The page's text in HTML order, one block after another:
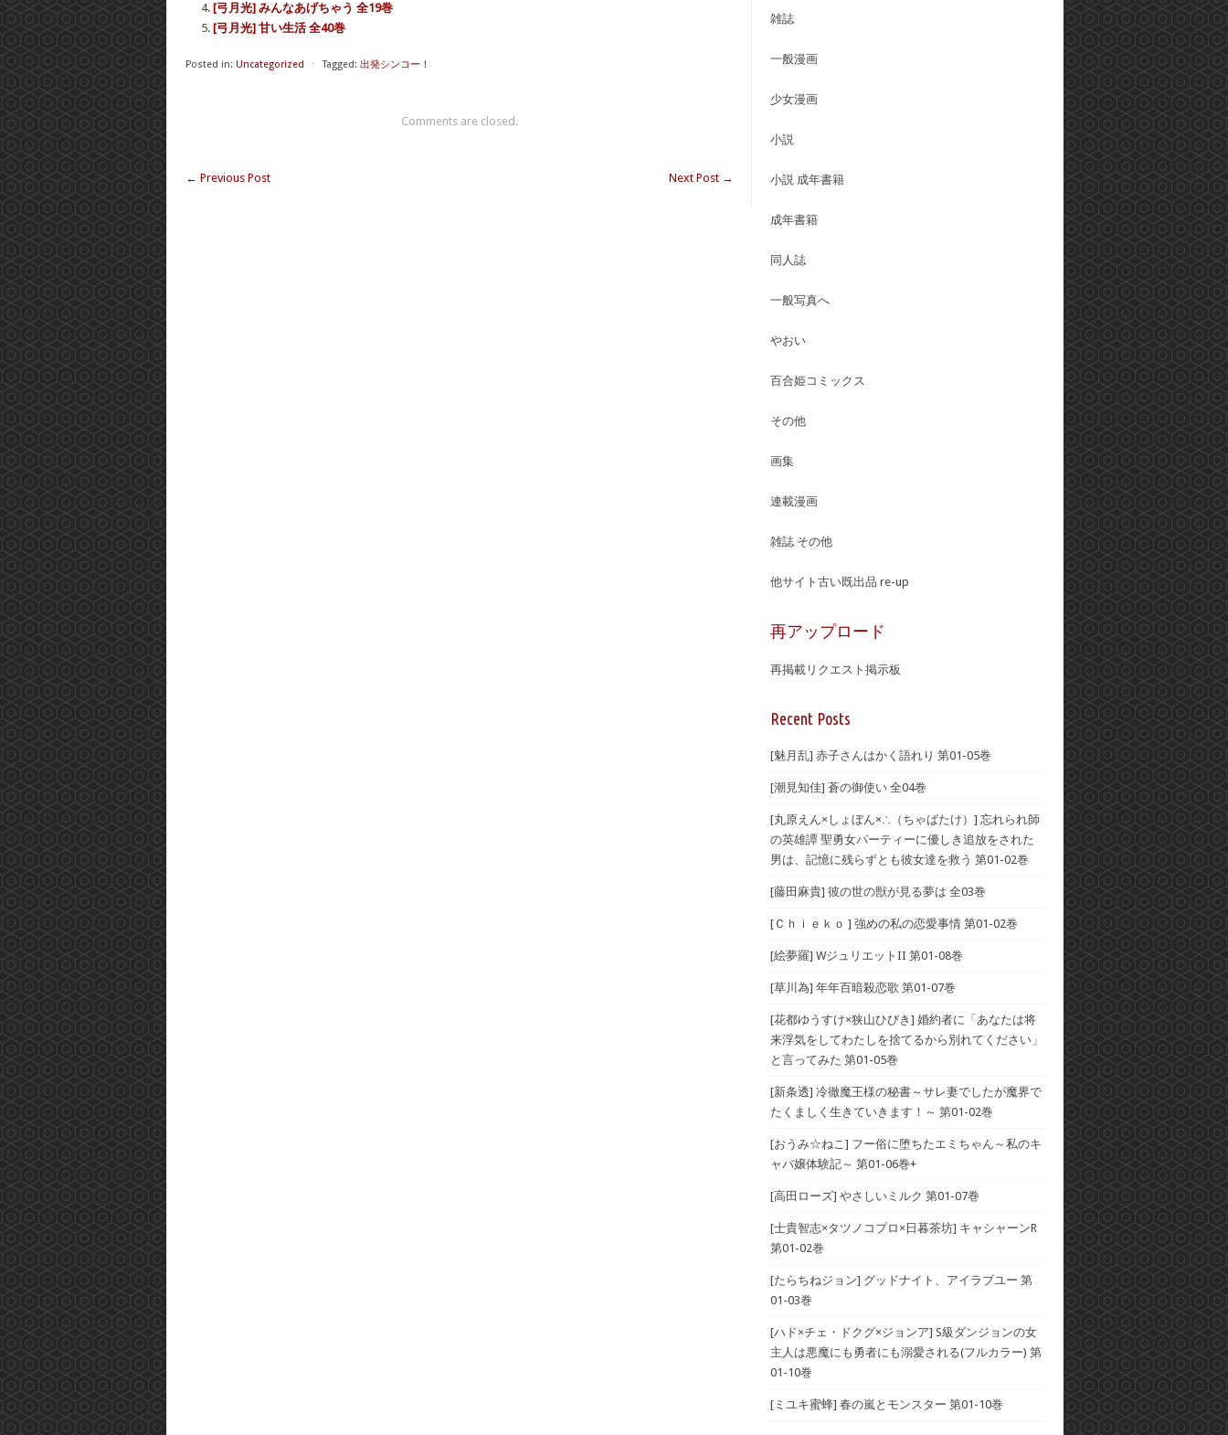
[弓月光] みんなあげちゃう 全19巻
[弓月光] 甘い生活 全40巻
Posted in: Uncategorized ⋅ Tagged: 出発シンコー！
Comments are closed.
← Previous Post Next Post →
雑誌
一般漫画
少女漫画
小説
小説 成年書籍
成年書籍
同人誌
一般写真へ
やおい
百合姫コミックス
その他
画集
連載漫画
雑誌 その他
他サイト古い既出品 re-up
再アップロード
再掲載リクエスト掲示板
Recent Posts
[魅月乱] 赤子さんはかく語れり 第01-05巻
[潮見知佳] 蒼の御使い 全04巻
[丸原えん×しょぼん×∴（ちゃばたけ）] 忘れられ師
の英雄譚 聖勇女パーティーに優しき追放をされた
男は、記憶に残らずとも彼女達を救う 第01-02巻
[藤田麻貴] 彼の世の獣が見る夢は 全03巻
[Ｃｈｉｅｋｏ ] 強めの私の恋愛事情 第01-02巻
[絵夢羅] WジュリエットII 第01-08巻
[草川為] 年年百暗殺恋歌 第01-07巻
[花都ゆうすけ×狭山ひびき] 婚約者に「あなたは将
来浮気をしてわたしを捨てるから別れてください」
と言ってみた 第01-05巻
[新条透] 冷徹魔王様の秘書～サレ妻でしたが魔界で
たくましく生きていきます！～ 第01-02巻
[おうみ☆ねこ] フー俗に堕ちたエミちゃん～私のキ
ャバ嬢体験記～ 第01-06巻+
[高田ローズ] やさしいミルク 第01-07巻
[士貴智志×タツノコプロ×日暮茶坊] キャシャーンR
第01-02巻
[たらちねジョン] グッドナイト、アイラブユー 第
01-03巻
[ハド×チェ・ドクグ×ジョンア] S級ダンジョンの女
主人は悪魔にも勇者にも溺愛される(フルカラー) 第
01-10巻
[ミユキ蜜蜂] 春の嵐とモンスター 第01-10巻